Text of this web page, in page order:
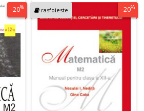
-20% rasfoieste -20%